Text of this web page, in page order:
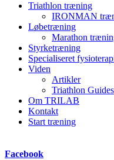
Triathlon træning
IRONMAN
Løbetræning
Marathon
Styrketræning
Specialiseret
Viden
Artikler
Triathlon Guides
Om TRILAB
Kontakt
Start træning
Facebook